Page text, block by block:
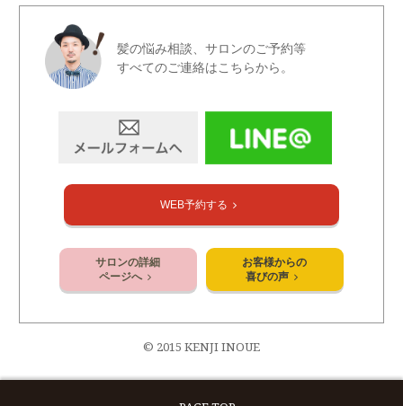
髪の悩み相談、サロンのご予約等
すべてのご連絡はこちらから。
WEB予約する
サロンの詳細
ページへ
お客様からの
喜びの声
© 2015 KENJI INOUE